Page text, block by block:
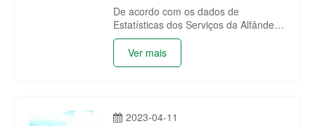
De acordo com os dados de
Estatísticas dos Serviços da Alfândega
da China (encontra-se na tabela
anexada), as trocas comerciais entre
a China e os Países de Língua
homólogo de 3.77%.
Ver mais
2023-04-11